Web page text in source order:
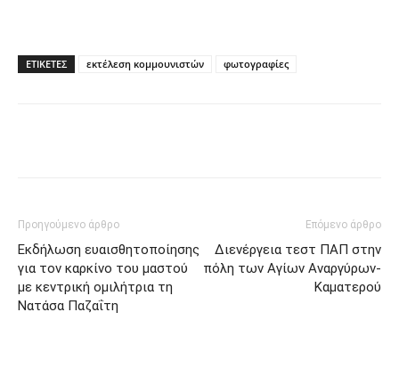
ΕΤΙΚΈΤΕΣ εκτέλεση κομμουνιστών φωτογραφίες
Προηγούμενο άρθρο
Εκδήλωση ευαισθητοποίησης
για τον καρκίνο του μαστού
με κεντρική ομιλήτρια τη
Νατάσα Παζαΐτη
Επόμενο άρθρο
Διενέργεια τεστ ΠΑΠ στην
πόλη των Αγίων Αναργύρων-
Καματερού